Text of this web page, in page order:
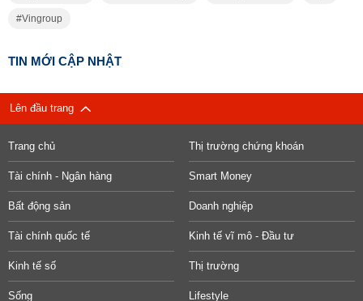
Vingroup
TIN MỚI CẬP NHẬT
Lên đầu trang
Trang chủ Thị trường chứng khoán
Tài chính - Ngân hàng Smart Money
Bất động sản Doanh nghiệp
Tài chính quốc tế Kinh tế vĩ mô - Đầu tư
Kinh tế số Thị trường
Sống Lifestyle